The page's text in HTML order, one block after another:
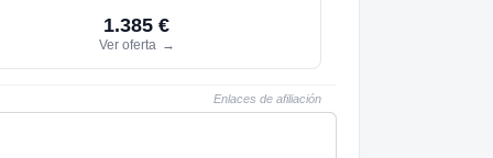
1.385 €
Ver oferta →
Enlaces de afiliación